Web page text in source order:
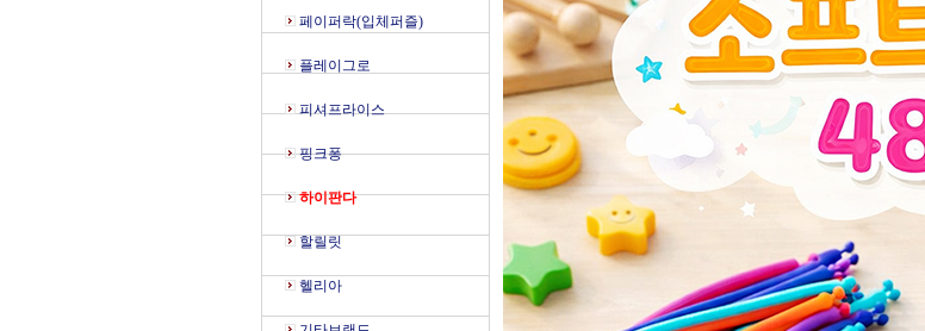
페이퍼락(입체퍼즐)
플레이그로
피셔프라이스
핑크퐁
하이판다
할릴릿
헬리아